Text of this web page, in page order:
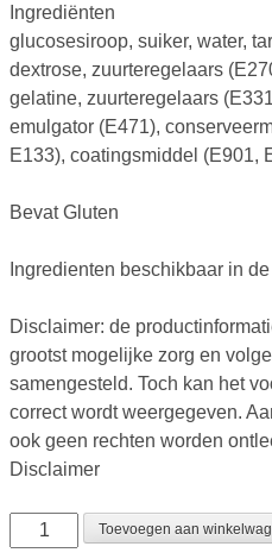
Ingrediënten
glucosesiroop, suiker, water,
dextrose, zuurteregelaars
gelatine, zuurteregelaars
emulgator (E471),
E133), coatingsmiddel (E901,
Bevat Gluten
Ingredienten beschikbaar in
Disclaimer: de
grootst mogelijke zorg en
samengesteld. Toch kan het
correct wordt weergegeven.
ook geen rechten worden
Disclaimer
Toevoegen aan